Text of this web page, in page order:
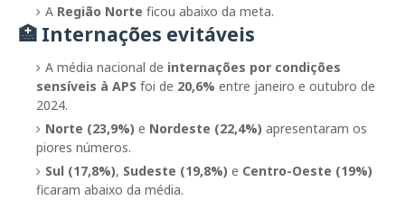
A Região Norte ficou abaixo da meta.
🏥 Internações evitáveis
A média nacional de internações por condições
sensíveis à APS foi de 20,6% entre janeiro e outubro de
2024.
Norte (23,9%) e Nordeste (22,4%) apresentaram os
piores números.
Sul (17,8%), Sudeste (19,8%) e Centro-Oeste (19%)
ficaram abaixo da média.